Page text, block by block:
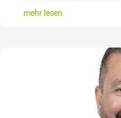
mehr lesen